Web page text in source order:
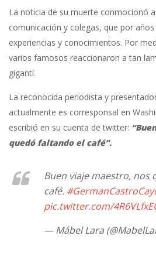
La noticia de su muerte conmocionó
comunicación y colegas, que por
experiencias y conocimientos. Por
varios famosos reaccionaron a tan
giganti.
La reconocida periodista y
actualmente es corresponsal en
escribió en su cuenta de twitter:
quedó faltando el café”.
Buen viaje maestro, nos
café.
pic.twitter.com/
— Mábel Lara